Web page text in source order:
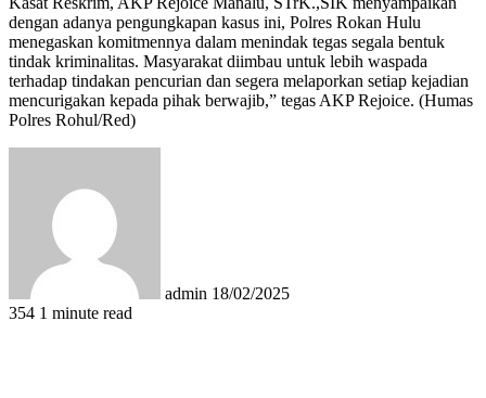
dengan adanya pengungkapan kasus ini, Polres Rokan Hulu
menegaskan komitmennya dalam menindak tegas segala bentuk
tindak kriminalitas. Masyarakat diimbau untuk lebih waspada
terhadap tindakan pencurian dan segera melaporkan setiap kejadian
mencurigakan kepada pihak berwajib,” tegas AKP Rejoice. (Humas
Polres Rohul/Red)
admin 18/02/2025
354 1 minute read